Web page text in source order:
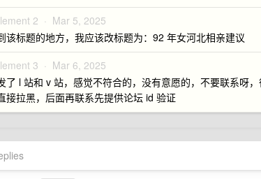
2 · Mar 5, 2025
该标题的地方，我应该改标题为：92 年女河北相亲建议
3 · Mar 6, 2025
了 l 站和 v 站，感觉不符合的，没有意愿的，不要联系呀
接拉黑，后面再联系先提供论坛 id 验证